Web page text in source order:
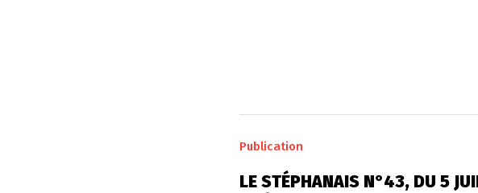
Publication
LE STÉPHANAIS N°43, DU 5